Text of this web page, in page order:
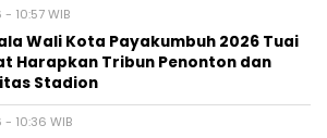
10:57 WIB
Wali Kota Payakumbuh 2026 Tuai
Harapkan Tribun Penonton dan
Stadion
10:36 WIB